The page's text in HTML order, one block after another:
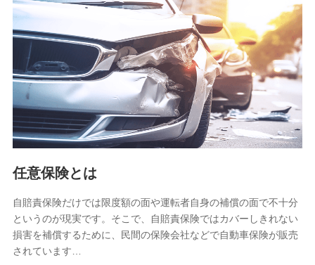
【共同して利用される利用データの項目】
当社又は株式会社NTTドコモがサービス提供等を通じて取得
した、以下の情報などの個人データ
基本情報
氏名、電話番号、メールアドレス、お客さまの識別子、
属性、連絡先、dポイントサービスのご利用に関する情
報。例として、dポイントカード番号、性別、年齢、家族
構成、住所、dポイント残高、dポイント利用履歴などが
含まれます。
当社又は株式会社NTTドコモが提供する各種サービスな
又は株式会社NTTドコモが提供する各種サービスのご契
約状態・ご利用履歴インターネット利用時の行動に関す
る情報、アプリケーション利用時の行動に関する情報、
購入されたサービスや商品の名称・購入場所・決済に関
する情報、アンケートの回答に関する情報などが含まれ
任意保険とは
自賠責保険だけでは限度額の面や運転者自身の補償の面で不十分
というのが現実です。そこで、自賠責保険ではカバーしきれない
損害を補償するために、民間の保険会社などで自動車保険が販売
されています…